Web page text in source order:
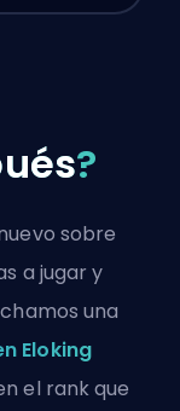
?
sobre
a jugar y
una
Eloking
el rank que